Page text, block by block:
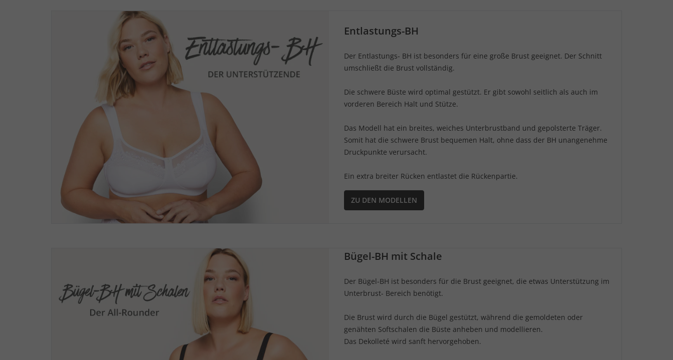
Entlastungs-BH
Der Entlastungs- BH ist besonders für eine große Brust geeignet. Der Schnitt
umschließt die Brust vollständig.
Die schwere Büste wird optimal gestützt. Er gibt sowohl seitlich als auch im
vorderen Bereich Halt und Stütze.
Das Modell hat ein breites, weiches Unterbrustband und gepolsterte Träger.
Somit hat die schwere Brust bequemen Halt, ohne dass der BH unangenehme
Druckpunkte verursacht.
Ein extra breiter Rücken entlastet die Rückenpartie.
ZU DEN MODELLEN
Bügel-BH mit Schale
Der Bügel-BH ist besonders für die Brust geeignet, die etwas Unterstützung im
Unterbrust- Bereich benötigt.
Die Brust wird durch die Bügel gestützt, während die gemoldeten oder
genähten Softschalen die Büste anheben und modellieren.
Das Dekolleté wird sanft hervorgehoben.